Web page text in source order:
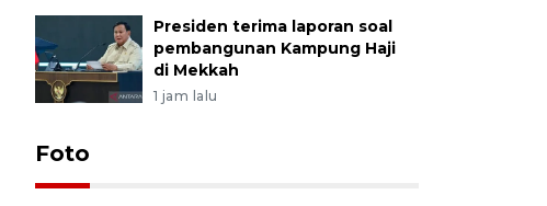
Presiden terima laporan soal
pembangunan Kampung Haji
di Mekkah
1 jam lalu
Foto